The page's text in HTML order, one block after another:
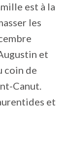
est à la
les
et
coin de
Canut.
et